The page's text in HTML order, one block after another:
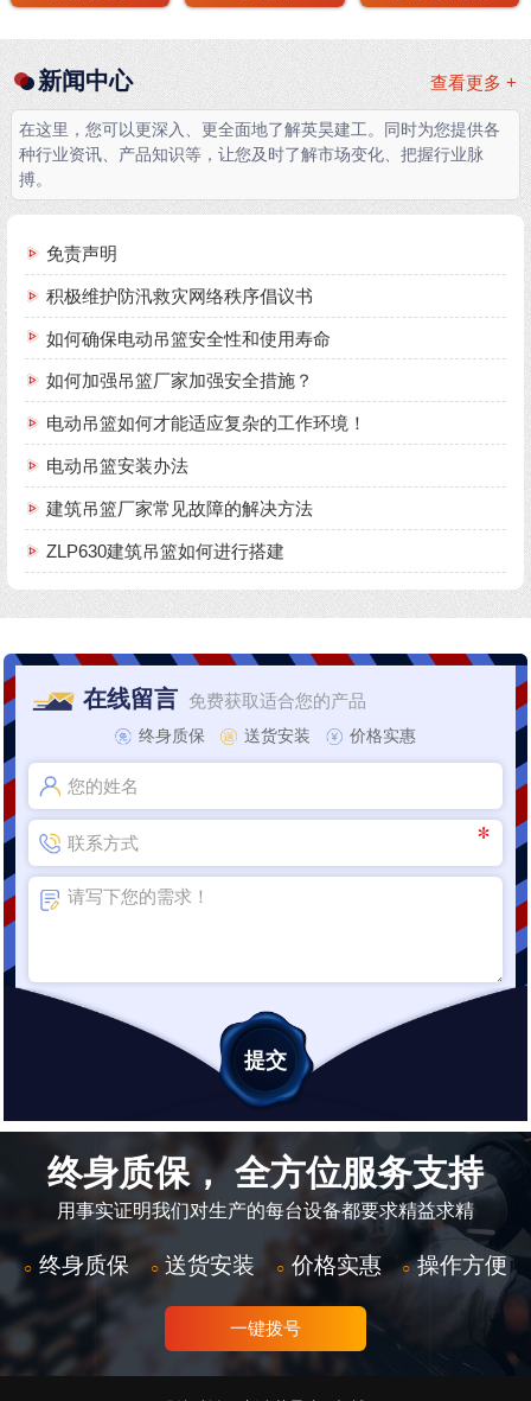
查看更多 +
新闻中心
在这里，您可以更深入、更全面地了解英昊建工。同时为您提供各
种行业资讯、产品知识等，让您及时了解市场变化、把握行业脉
搏。
免责声明
积极维护防汛救灾网络秩序倡议书
如何确保电动吊篮安全性和使用寿命
如何加强吊篮厂家加强安全措施？
电动吊篮如何才能适应复杂的工作环境！
电动吊篮安装办法
建筑吊篮厂家常见故障的解决方法
ZLP630建筑吊篮如何进行搭建
在线留言 免费获取适合您的产品
终身质保 送货安装 价格实惠
终身质保， 全方位服务支持
用事实证明我们对生产的每台设备都要求精益求精
○ 终身质保 ○ 送货安装 ○ 价格实惠 ○ 操作方便
一键拨号